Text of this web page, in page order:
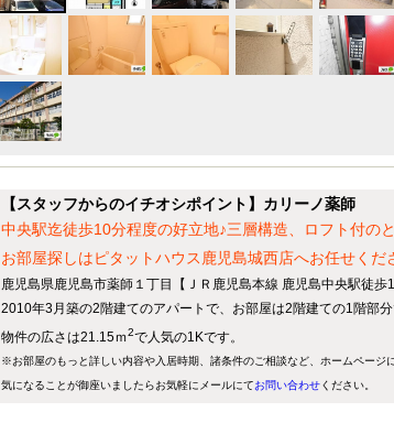
【スタッフからのイチオシポイント】カリーノ薬師
中央駅迄徒歩10分程度の好立地♪三層構造、ロフト付
お部屋探しはピタットハウス鹿児島城西店へお任せくだ
鹿児島県鹿児島市薬師１丁目【ＪＲ鹿児島本線 鹿児島中央駅徒歩
2010年3月築の2階建てのアパートで、お部屋は2階建ての1階部分
物件の広さは21.15ｍ2で人気の1Kです。
※お部屋のもっと詳しい内容や入居時期、諸条件のご相談など、ホームページ
気になることが御座いましたらお気軽にメールにてお問い合わせください。